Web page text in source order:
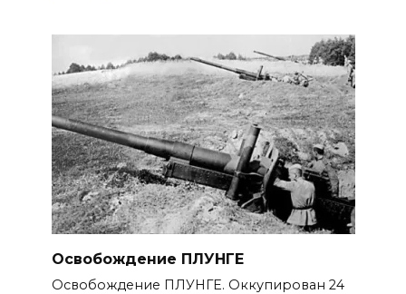
Освобождение ПЛУНГЕ
Освобождение ПЛУНГЕ. Оккупирован 24